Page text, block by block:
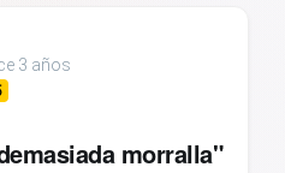
3 años
morralla"